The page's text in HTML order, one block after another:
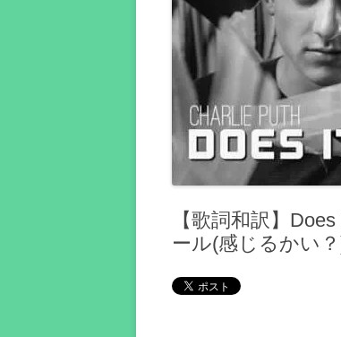
【歌詞和訳】
ール(感じるかい